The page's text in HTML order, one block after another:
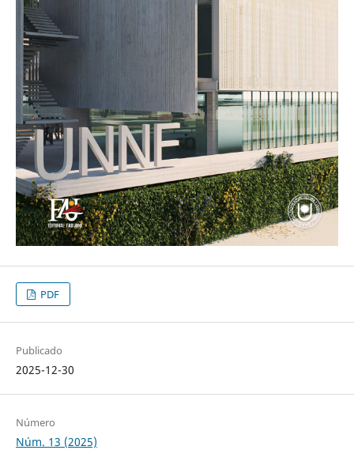
PDF
Publicado
2025-12-30
Número
Núm. 13 (2025)